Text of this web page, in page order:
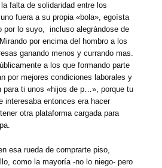
falta de solidaridad entre los
fuera a su propia «bola», egoísta
por lo suyo, incluso alegrándose de
por encima del hombro a los
ganando menos y currando mas.
a los que formando parte
por mejores condiciones laborales y
para ti unos «hijos de p…», porque tu
interesaba entonces era hacer
otra plataforma cargada para
esa rueda de comprarte piso,
como la mayoría -no lo niego- pero